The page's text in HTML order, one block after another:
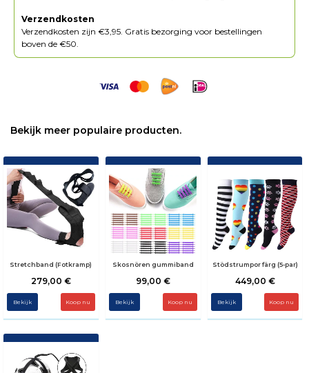
Verzendkosten
Verzendkosten zijn €3,95. Gratis bezorging voor bestellingen
boven de €50.
Bekijk meer populaire producten.
Stretchband (Fotkramp)
279,00 €
Bekijk
Skosnören gummiband
99,00 €
Bekijk Koop nu
Stödstrumpor färg (5-par)
449,00 €
Bekijk Koop nu